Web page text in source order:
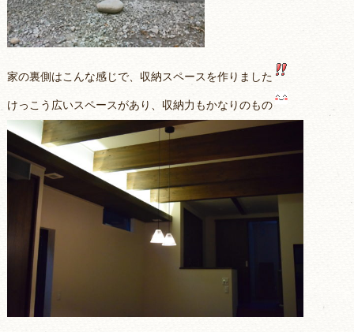
家の裏側はこんな感じで、収納スペースを作りました
けっこう広いスペースがあり、収納力もかなりのもの